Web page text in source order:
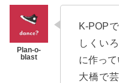
K-POP
しくい
に作っ
大橋で